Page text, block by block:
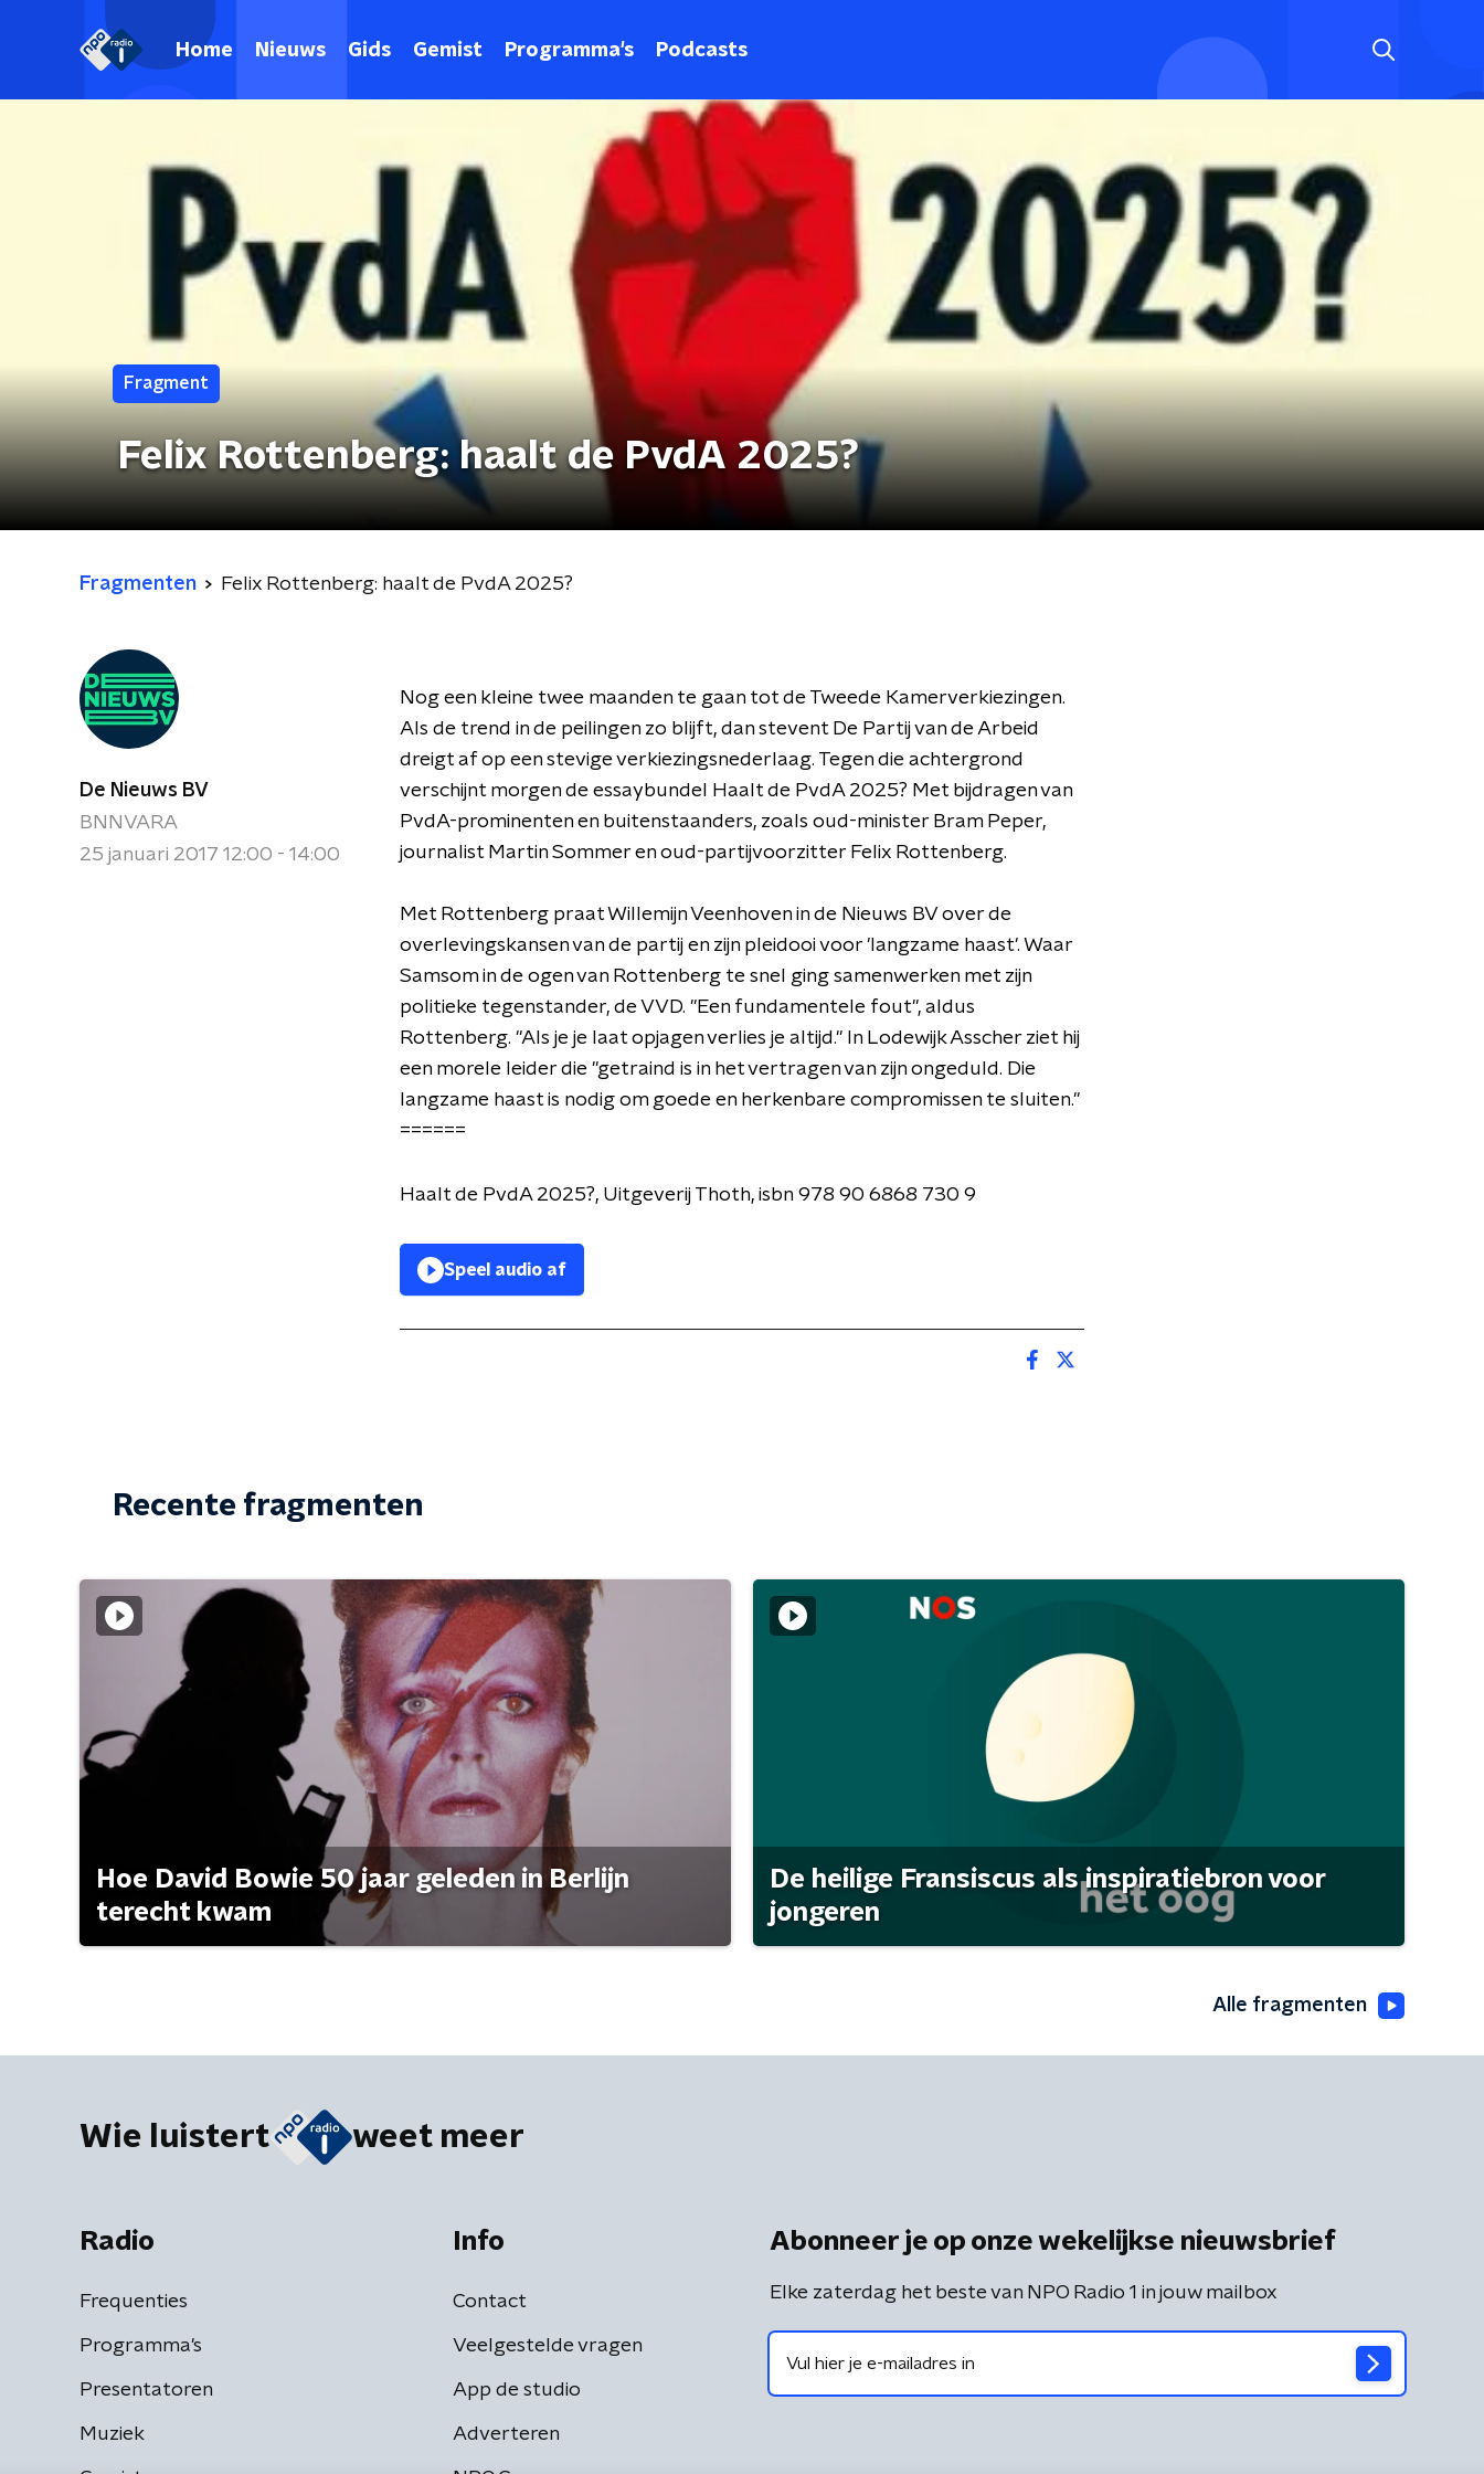
Home Nieuws Gids Gemist Programma's Podcasts
Fragment
Felix Rottenberg: haalt de PvdA 2025?
Fragmenten Felix Rottenberg: haalt de PvdA 2025?
De Nieuws BV
BNNVARA
25 januari 2017 12:00 - 14:00
Nog een kleine twee maanden te gaan tot de Tweede Kamerverkiezingen.
Als de trend in de peilingen zo blijft, dan stevent De Partij van de Arbeid
dreigt af op een stevige verkiezingsnederlaag. Tegen die achtergrond
verschijnt morgen de essaybundel Haalt de PvdA 2025? Met bijdragen van
PvdA-prominenten en buitenstaanders, zoals oud-minister Bram Peper,
journalist Martin Sommer en oud-partijvoorzitter Felix Rottenberg.
Met Rottenberg praat Willemijn Veenhoven in de Nieuws BV over de
overlevingskansen van de partij en zijn pleidooi voor 'langzame haast'. Waar
Samsom in de ogen van Rottenberg te snel ging samenwerken met zijn
politieke tegenstander, de VVD. "Een fundamentele fout", aldus
Rottenberg. "Als je je laat opjagen verlies je altijd." In Lodewijk Asscher ziet hij
een morele leider die "getraind is in het vertragen van zijn ongeduld. Die
langzame haast is nodig om goede en herkenbare compromissen te sluiten."
======
Haalt de PvdA 2025?, Uitgeverij Thoth, isbn 978 90 6868 730 9
Speel audio af
Recente fragmenten
Hoe David Bowie 50 jaar geleden in Berlijn
terecht kwam
De heilige Fransiscus als inspiratiebron voor
jongeren
Alle fragmenten
Wie luistert weet meer
Radio
Frequenties
Programma's
Presentatoren
Muziek
Info
Contact
Veelgestelde vragen
App de studio
Adverteren
Abonneer je op onze wekelijkse nieuwsbrief
Elke zaterdag het beste van NPO Radio 1 in jouw mailbox